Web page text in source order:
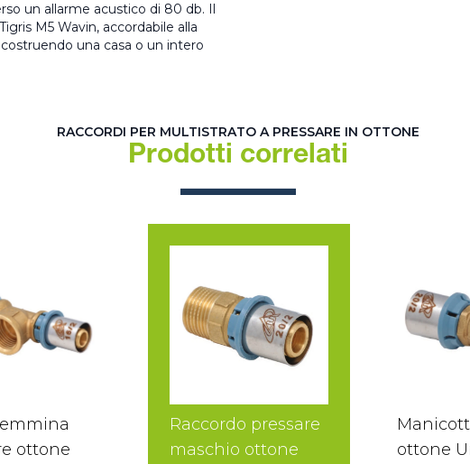
un allarme acustico di 80 db. Il
M5 Wavin, accordabile alla
una casa o un intero
RACCORDI PER MULTISTRATO A PRESSARE IN OTTONE
Prodotti correlati
ottone
Raccordo pressare
maschio ottone
ottone